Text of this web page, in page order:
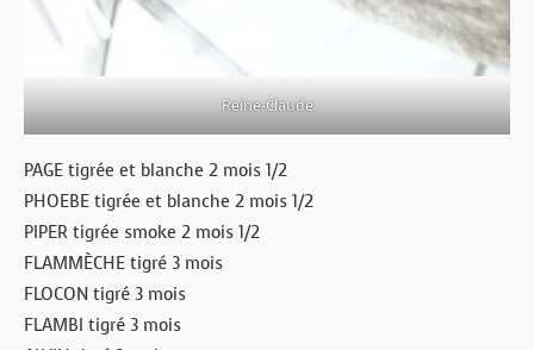
Reine-Claude
PAGE tigrée et blanche 2 mois 1/2
PHOEBE tigrée et blanche 2 mois 1/2
PIPER tigrée smoke 2 mois 1/2
FLAMMÈCHE tigré 3 mois
FLOCON tigré 3 mois
FLAMBI tigré 3 mois